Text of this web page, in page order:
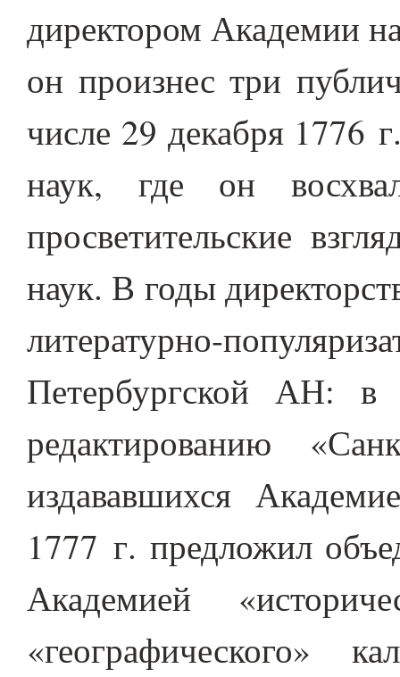
директором Академии
он произнес три
числе 29 декабря 1776
наук, где он
просветительские
наук. В годы
литературно-
Петербургской АН:
редактированию
издававшихся
1777 г. предложил
Академией
«географического»